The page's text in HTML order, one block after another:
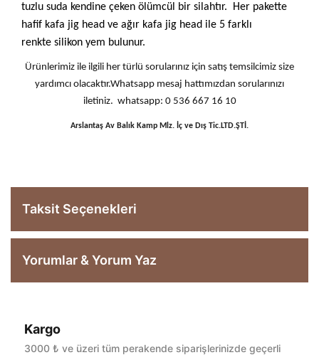
tuzlu suda kendine çeken ölümcül bir silahtır. Her pakette
hafif kafa jig head ve ağır kafa jig head ile 5 farklı
renkte silikon yem bulunur.
Ürünlerimiz ile ilgili her türlü sorularınız için satış temsilcimiz size
yardımcı olacaktır.Whatsapp mesaj hattımızdan sorularınızı
iletiniz. whatsapp: 0 536 667 16 10
Arslantaş Av Balık Kamp Mlz. İç ve Dış Tic.LTD.ŞTİ.
Taksit Seçenekleri
Yorumlar & Yorum Yaz
Bu ürüne ilk yorumu siz yapın!
Kargo
3000 ₺ ve üzeri tüm perakende siparişlerinizde geçerli